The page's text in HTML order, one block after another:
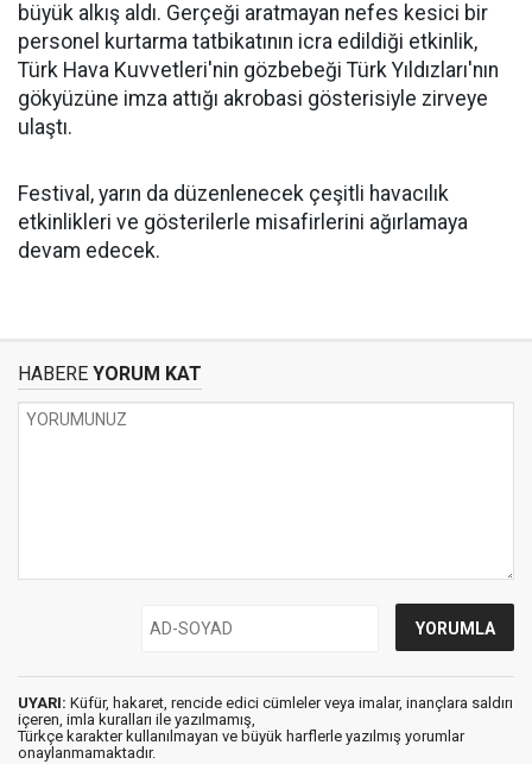
büyük alkış aldı. Gerçeği aratmayan nefes kesici bir
personel kurtarma tatbikatının icra edildiği etkinlik,
Türk Hava Kuvvetleri'nin gözbebeği Türk Yıldızları'nın
gökyüzüne imza attığı akrobasi gösterisiyle zirveye
ulaştı.
Festival, yarın da düzenlenecek çeşitli havacılık
etkinlikleri ve gösterilerle misafirlerini ağırlamaya
devam edecek.
HABERE YORUM KAT
UYARI: Küfür, hakaret, rencide edici cümleler veya imalar, inançlara saldırı
içeren, imla kuralları ile yazılmamış,
Türkçe karakter kullanılmayan ve büyük harflerle yazılmış yorumlar
onaylanmamaktadır.